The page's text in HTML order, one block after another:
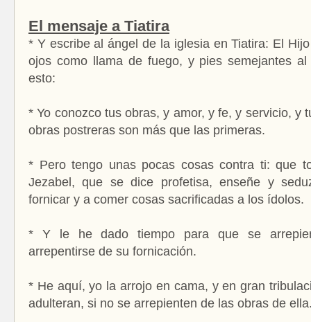
El mensaje a Tiatira
* Y escribe al ángel de la iglesia en Tiatira: El
ojos como llama de fuego, y pies semejantes
esto:
* Yo conozco tus obras, y amor, y fe, y servicio, y
obras postreras son más que las primeras.
* Pero tengo unas pocas cosas contra ti: que
Jezabel, que se dice profetisa, enseñe y
fornicar y a comer cosas sacrificadas a los ídolos.
* Y le he dado tiempo para que se
arrepentirse de su fornicación.
* He aquí, yo la arrojo en cama, y en gran
adulteran, si no se arrepienten de las obras de